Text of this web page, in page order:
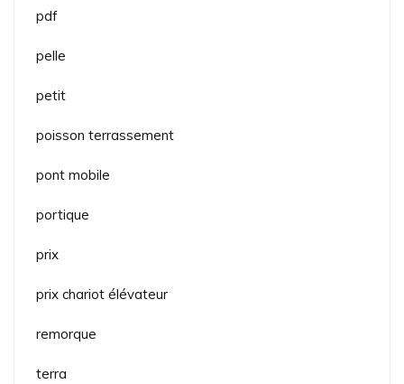
pdf
pelle
petit
poisson terrassement
pont mobile
portique
prix
prix chariot élévateur
remorque
terra